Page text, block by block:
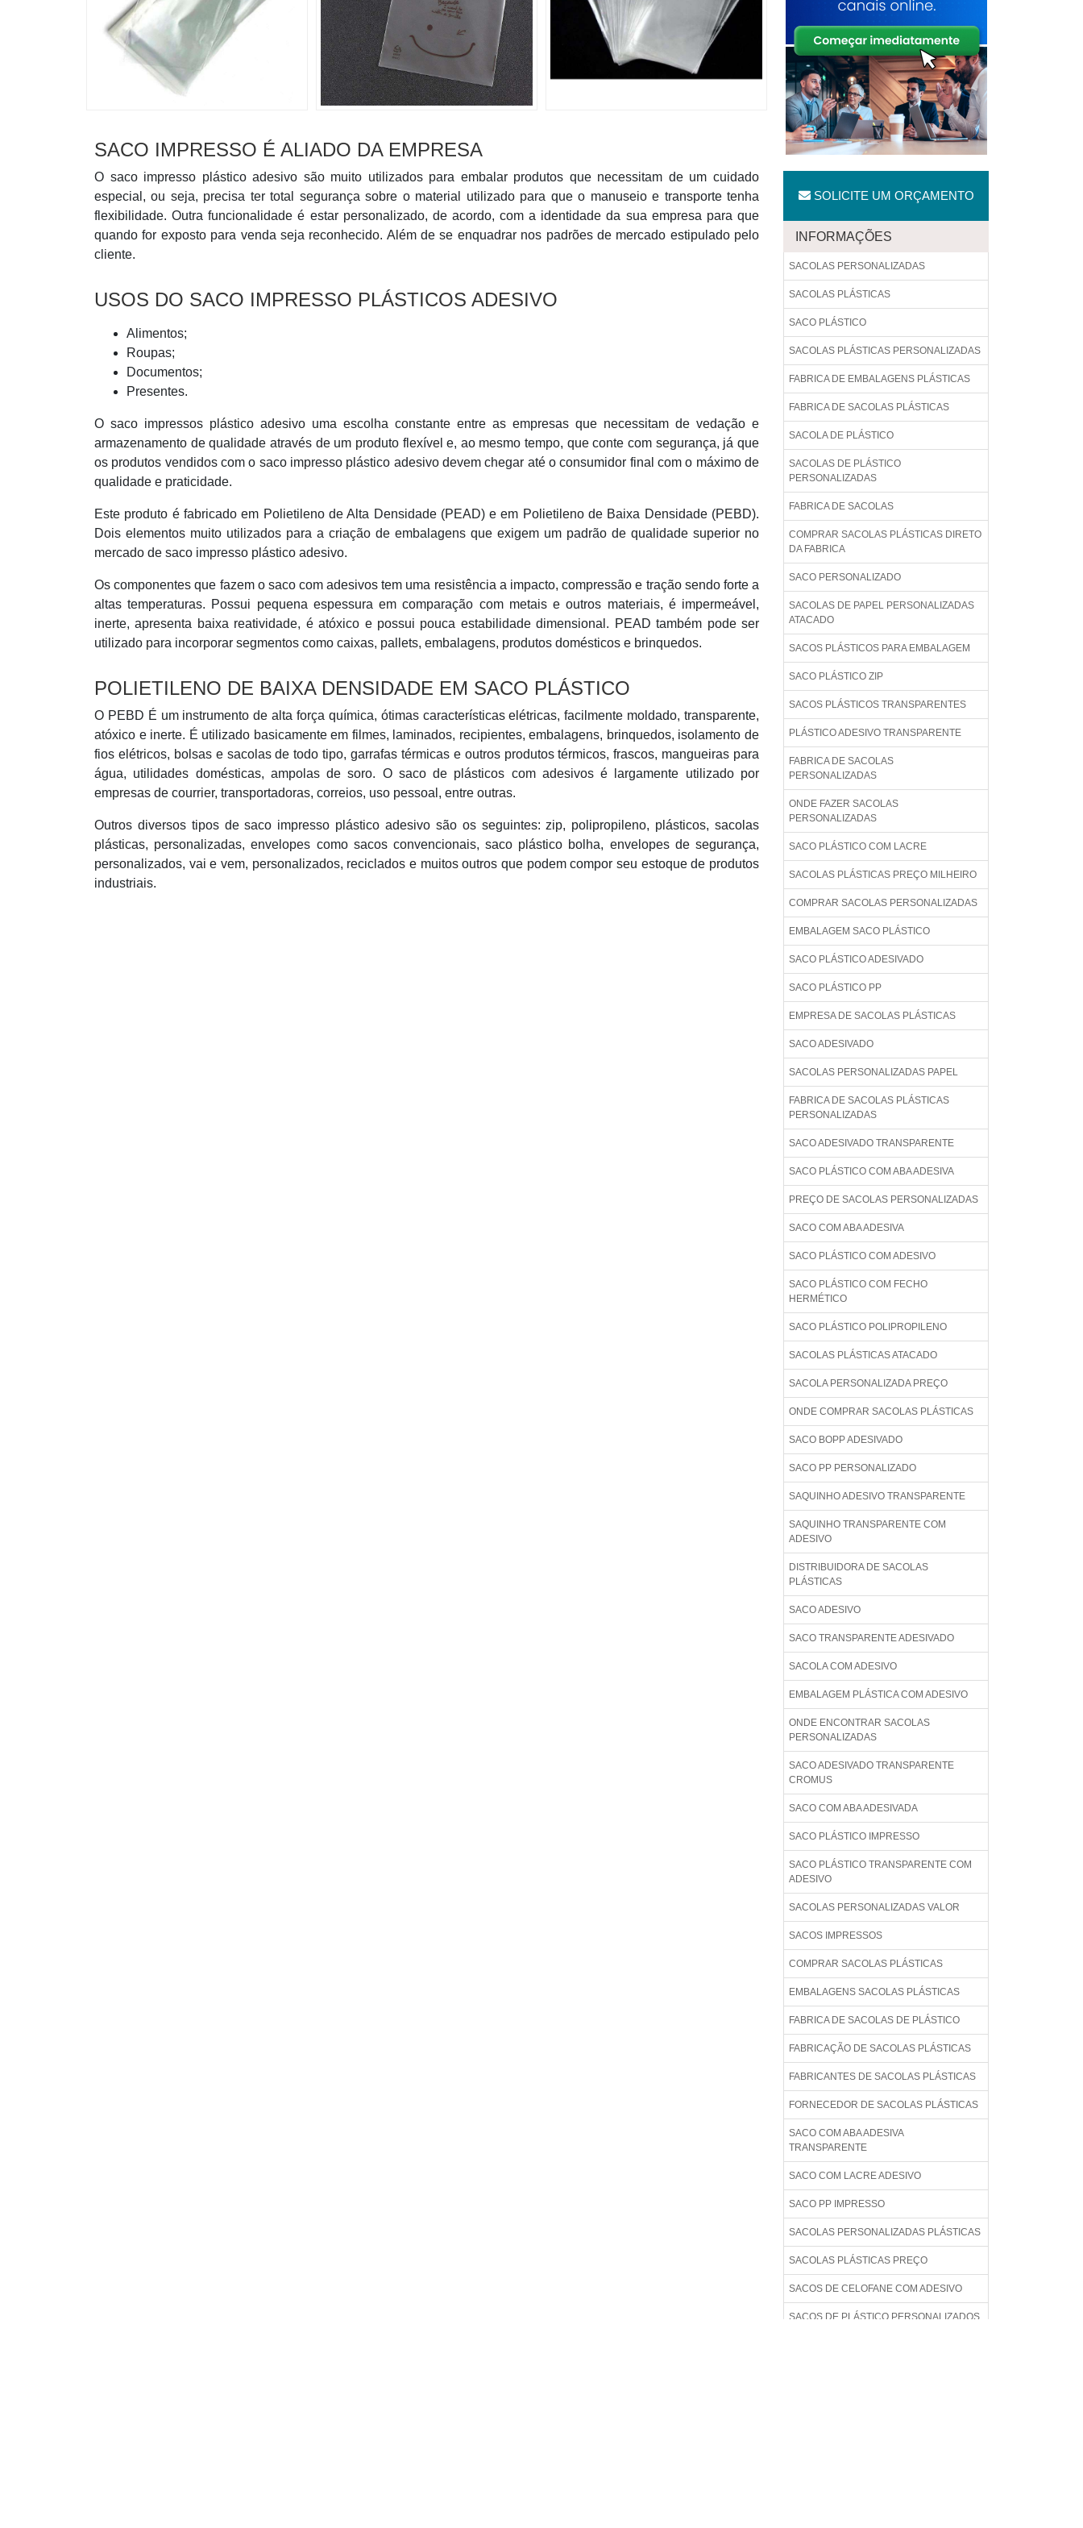
SACO IMPRESSO É ALIADO DA EMPRESA
O saco impresso plástico adesivo são muito utilizados para embalar produtos que necessitam de um cuidado
especial, ou seja, precisa ter total segurança sobre o material utilizado para que o manuseio e transporte tenha
flexibilidade. Outra funcionalidade é estar personalizado, de acordo, com a identidade da sua empresa para que
quando for exposto para venda seja reconhecido. Além de se enquadrar nos padrões de mercado estipulado pelo
cliente.
USOS DO SACO IMPRESSO PLÁSTICOS ADESIVO
Alimentos;
Roupas;
Documentos;
Presentes.
O saco impressos plástico adesivo uma escolha constante entre as empresas que necessitam de vedação e
armazenamento de qualidade através de um produto flexível e, ao mesmo tempo, que conte com segurança, já que
os produtos vendidos com o saco impresso plástico adesivo devem chegar até o consumidor final com o máximo de
qualidade e praticidade.
Este produto é fabricado em Polietileno de Alta Densidade (PEAD) e em Polietileno de Baixa Densidade (PEBD).
Dois elementos muito utilizados para a criação de embalagens que exigem um padrão de qualidade superior no
mercado de saco impresso plástico adesivo.
Os componentes que fazem o saco com adesivos tem uma resistência a impacto, compressão e tração sendo forte a
altas temperaturas. Possui pequena espessura em comparação com metais e outros materiais, é impermeável,
inerte, apresenta baixa reatividade, é atóxico e possui pouca estabilidade dimensional. PEAD também pode ser
utilizado para incorporar segmentos como caixas, pallets, embalagens, produtos domésticos e brinquedos.
POLIETILENO DE BAIXA DENSIDADE EM SACO PLÁSTICO
O PEBD É um instrumento de alta força química, ótimas características elétricas, facilmente moldado, transparente,
atóxico e inerte. É utilizado basicamente em filmes, laminados, recipientes, embalagens, brinquedos, isolamento de
fios elétricos, bolsas e sacolas de todo tipo, garrafas térmicas e outros produtos térmicos, frascos, mangueiras para
água, utilidades domésticas, ampolas de soro. O saco de plásticos com adesivos é largamente utilizado por
empresas de courrier, transportadoras, correios, uso pessoal, entre outras.
Outros diversos tipos de saco impresso plástico adesivo são os seguintes: zip, polipropileno, plásticos, sacolas
plásticas, personalizadas, envelopes como sacos convencionais, saco plástico bolha, envelopes de segurança,
personalizados, vai e vem, personalizados, reciclados e muitos outros que podem compor seu estoque de produtos
industriais.
SOLICITE UM ORÇAMENTO
INFORMAÇÕES
SACOLAS PERSONALIZADAS
SACOLAS PLÁSTICAS
SACO PLÁSTICO
SACOLAS PLÁSTICAS PERSONALIZADAS
FABRICA DE EMBALAGENS PLÁSTICAS
FABRICA DE SACOLAS PLÁSTICAS
SACOLA DE PLÁSTICO
SACOLAS DE PLÁSTICO
PERSONALIZADAS
FABRICA DE SACOLAS
COMPRAR SACOLAS PLÁSTICAS DIRETO
DA FABRICA
SACO PERSONALIZADO
SACOLAS DE PAPEL PERSONALIZADAS
ATACADO
SACOS PLÁSTICOS PARA EMBALAGEM
SACO PLÁSTICO ZIP
SACOS PLÁSTICOS TRANSPARENTES
PLÁSTICO ADESIVO TRANSPARENTE
FABRICA DE SACOLAS
PERSONALIZADAS
ONDE FAZER SACOLAS
PERSONALIZADAS
SACO PLÁSTICO COM LACRE
SACOLAS PLÁSTICAS PREÇO MILHEIRO
COMPRAR SACOLAS PERSONALIZADAS
EMBALAGEM SACO PLÁSTICO
SACO PLÁSTICO ADESIVADO
SACO PLÁSTICO PP
EMPRESA DE SACOLAS PLÁSTICAS
SACO ADESIVADO
SACOLAS PERSONALIZADAS PAPEL
FABRICA DE SACOLAS PLÁSTICAS
PERSONALIZADAS
SACO ADESIVADO TRANSPARENTE
SACO PLÁSTICO COM ABA ADESIVA
PREÇO DE SACOLAS PERSONALIZADAS
SACO COM ABA ADESIVA
SACO PLÁSTICO COM ADESIVO
SACO PLÁSTICO COM FECHO
HERMÉTICO
SACO PLÁSTICO POLIPROPILENO
SACOLAS PLÁSTICAS ATACADO
SACOLA PERSONALIZADA PREÇO
ONDE COMPRAR SACOLAS PLÁSTICAS
SACO BOPP ADESIVADO
SACO PP PERSONALIZADO
SAQUINHO ADESIVO TRANSPARENTE
SAQUINHO TRANSPARENTE COM
ADESIVO
DISTRIBUIDORA DE SACOLAS
PLÁSTICAS
SACO ADESIVO
SACO TRANSPARENTE ADESIVADO
SACOLA COM ADESIVO
EMBALAGEM PLÁSTICA COM ADESIVO
ONDE ENCONTRAR SACOLAS
PERSONALIZADAS
SACO ADESIVADO TRANSPARENTE
CROMUS
SACO COM ABA ADESIVADA
SACO PLÁSTICO IMPRESSO
SACO PLÁSTICO TRANSPARENTE COM
ADESIVO
SACOLAS PERSONALIZADAS VALOR
SACOS IMPRESSOS
COMPRAR SACOLAS PLÁSTICAS
EMBALAGENS SACOLAS PLÁSTICAS
FABRICA DE SACOLAS DE PLÁSTICO
FABRICAÇÃO DE SACOLAS PLÁSTICAS
FABRICANTES DE SACOLAS PLÁSTICAS
FORNECEDOR DE SACOLAS PLÁSTICAS
SACO COM ABA ADESIVA
TRANSPARENTE
SACO COM LACRE ADESIVO
SACO PP IMPRESSO
SACOLAS PERSONALIZADAS PLÁSTICAS
SACOLAS PLÁSTICAS PREÇO
SACOS DE CELOFANE COM ADESIVO
SACOS DE PLÁSTICO PERSONALIZADOS